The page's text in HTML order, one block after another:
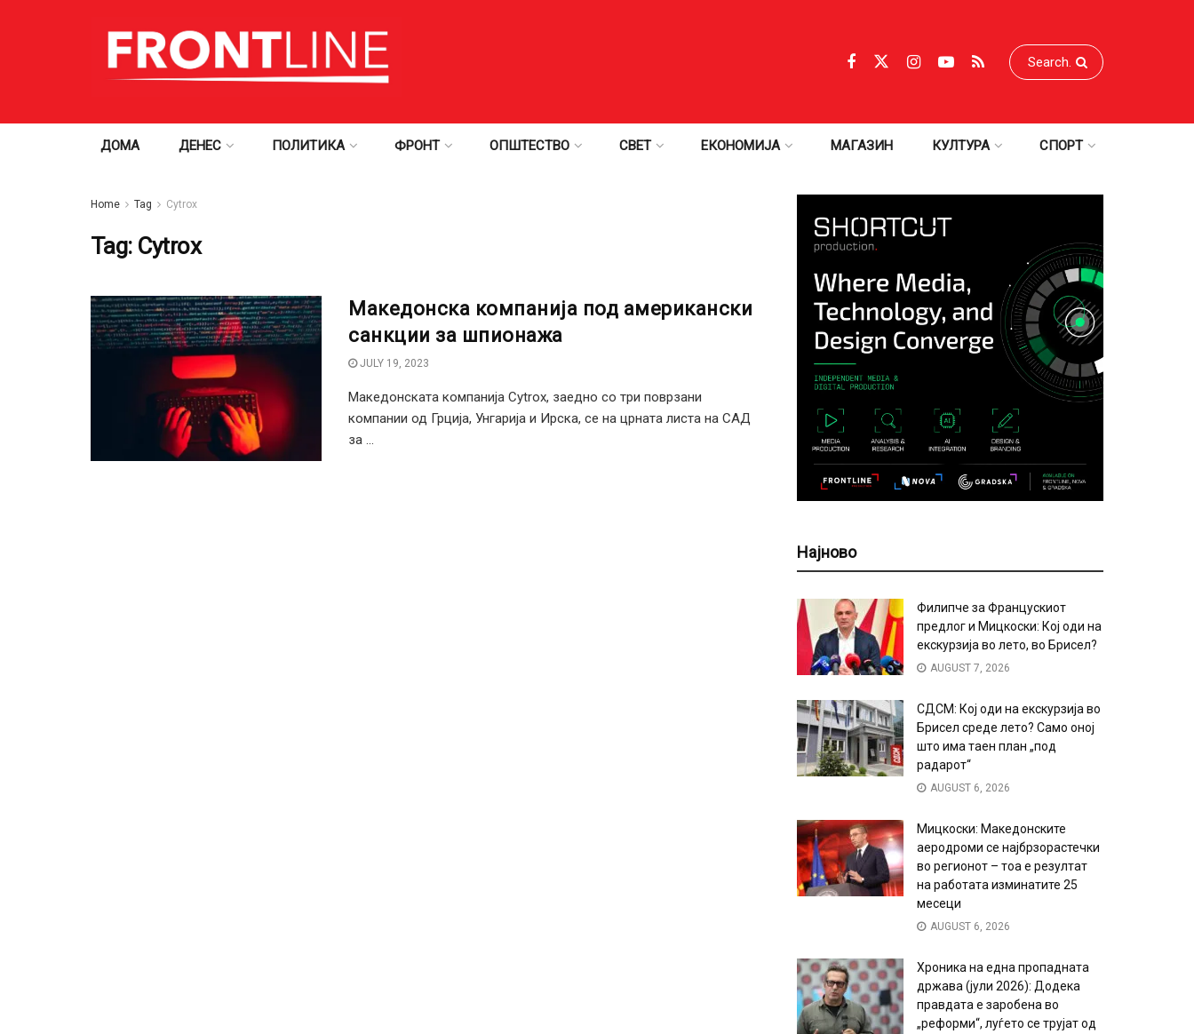
ДОМА ДЕНЕС ПОЛИТИКА ФРОНТ ОПШТЕСТВО СВЕТ ЕКОНОМИЈА МАГАЗИН КУЛТУРА СПОРТ
Home Tag Cytrox
Tag: Cytrox
Македонска компанија под американски
санкции за шпионажа
JULY 19, 2023
Македонската компанија Cytrox, заедно со три поврзани
компании од Грција, Унгарија и Ирска, се на црната листа на САД
за ...
Најново
Филипче за Францускиот
предлог и Мицкоски: Кој оди на
екскурзија во лето, во Брисел?
AUGUST 7, 2026
СДСМ: Кој оди на екскурзија во
Брисел среде лето? Само оној
што има таен план „под
радарот“
AUGUST 6, 2026
Мицкоски: Македонските
аеродроми се најбрзорастечки
во регионот – тоа е резултат
на работата изминатите 25
месеци
AUGUST 6, 2026
Хроника на една пропадната
држава (јули 2026): Додека
правдата е заробена во
„реформи“, луѓето се трујат од